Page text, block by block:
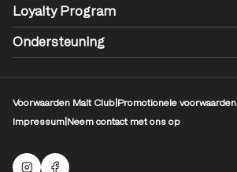
Loyalty Program
Ondersteuning
Voorwaarden Malt Club Promotionele voorwaarden
Impressum Neem contact met ons op